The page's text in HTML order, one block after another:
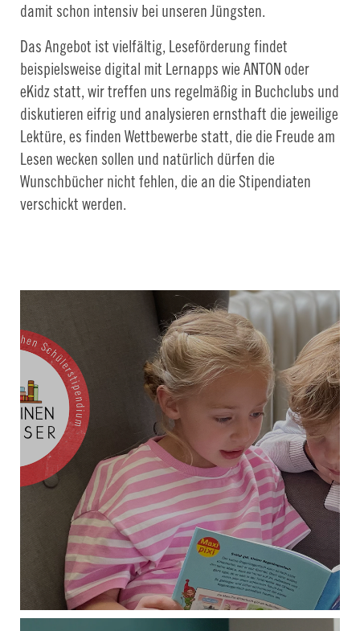
damit schon intensiv bei unseren Jüngsten.
Das Angebot ist vielfältig, Leseförderung findet
beispielsweise digital mit Lernapps wie ANTON oder
eKidz statt, wir treffen uns regelmäßig in Buchclubs und
diskutieren eifrig und analysieren ernsthaft die jeweilige
Lektüre, es finden Wettbewerbe statt, die die Freude am
Lesen wecken sollen und natürlich dürfen die
Wunschbücher nicht fehlen, die an die Stipendiaten
verschickt werden.